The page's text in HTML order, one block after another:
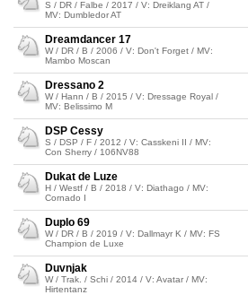
S / DR / Falbe / 2017 / V: Dreiklang AT /
MV: Dumbledor AT
Dreamdancer 17
W / DR / B / 2006 / V: Don't Forget / MV:
Mambo Moscan
Dressano 2
W / Hann / B / 2015 / V: Dressage Royal /
MV: Belissimo M
DSP Cessy
S / DSP / F / 2012 / V: Casskeni II / MV:
Con Sherry / 106NV88
Dukat de Luze
H / Westf / B / 2018 / V: Diathago / MV:
Cornado I
Duplo 69
W / DR / B / 2019 / V: Dallmayr K / MV: FS
Champion de Luxe
Duvnjak
W / Trak. / Schi / 2014 / V: Avatar / MV:
Hirtentanz